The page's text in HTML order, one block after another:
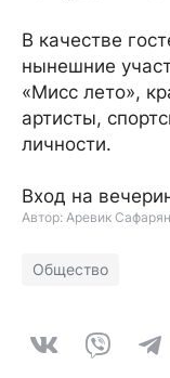
В качестве
нынешние
«Мисс лето»,
артисты,
личности.
Вход на
Автор: Аревик Сафарян
Общество